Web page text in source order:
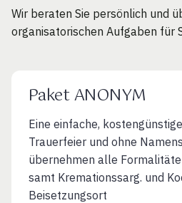
Wir beraten Sie persönlich und
organisatorischen Aufgaben für
Paket ANONYM
Eine einfache,
Trauerfeier und ohne
übernehmen alle
samt Kremationssarg. und
Beisetzungsort